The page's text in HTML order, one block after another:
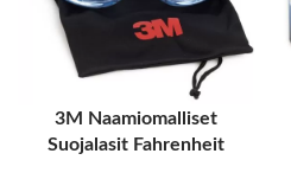
3M Naamiomalliset
Suojalasit Fahrenheit